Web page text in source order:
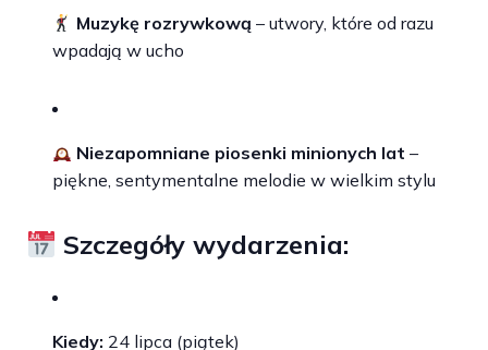
Muzykę rozrywkową – utwory, które od razu
wpadają w ucho
Niezapomniane piosenki minionych lat –
piękne, sentymentalne melodie w wielkim stylu
Szczegóły wydarzenia:
Kiedy: 24 lipca (piątek)